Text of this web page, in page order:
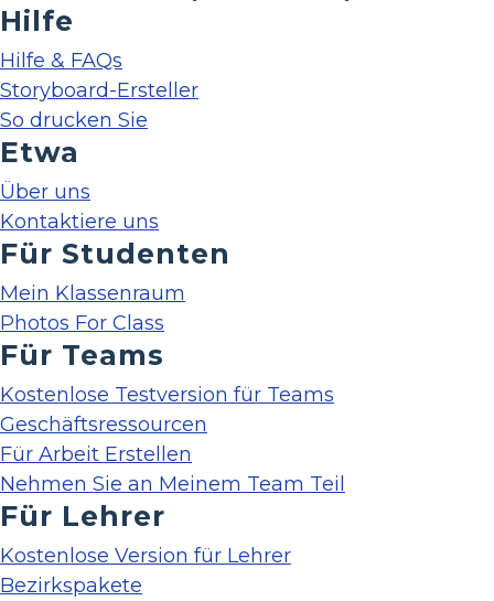
Hilfe
Hilfe & FAQs
Storyboard-Ersteller
So drucken Sie
Etwa
Über uns
Kontaktiere uns
Für Studenten
Mein Klassenraum
Photos For Class
Für Teams
Kostenlose Testversion für Teams
Geschäftsressourcen
Für Arbeit Erstellen
Nehmen Sie an Meinem Team Teil
Für Lehrer
Kostenlose Version für Lehrer
Bezirkspakete